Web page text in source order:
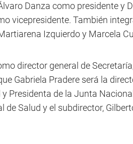
Danza como presidente y
vicepresidente. También
Izquierdo y Marcela
director general de
Gabriela Pradere será la
Presidenta de la Junta
de Salud y el subdirector,